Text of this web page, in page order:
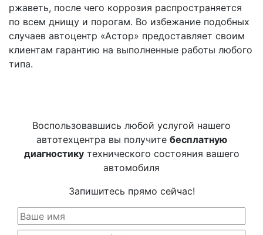
ржаветь, после чего коррозия распространяется
по всем днищу и порогам. Во избежание подобных
случаев автоцентр «Астор» предоставляет своим
клиентам гарантию на выполненные работы любого
типа.
Воспользовавшись любой услугой нашего
автотехцентра вы получите бесплатную
диагностикутехнического состояния вашего
автомобиля
Запишитесь прямо сейчас!